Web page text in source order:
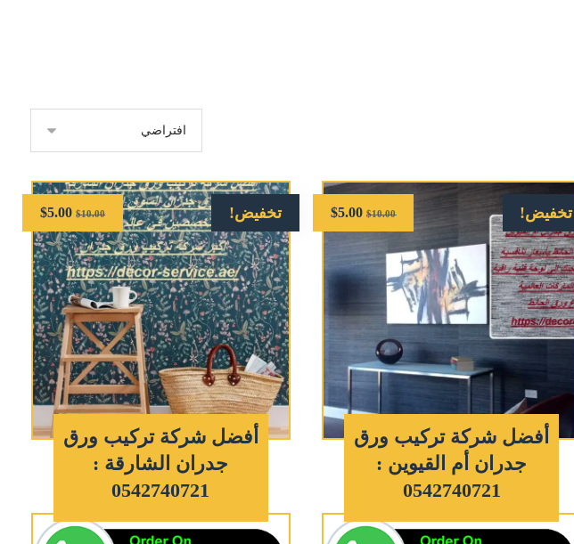
تخفيض!
أفضل شركة تركيب ورق
جدران أم القيوين :
0542740721
$10.00
$5.00 تخفيض!
أفضل شركة تركيب ورق
جدران الشارقة :
0542740721
$10.00
$5.00